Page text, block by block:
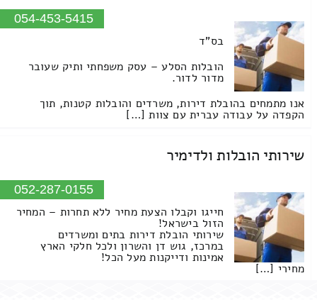
054-453-5415
בס"ד
הובלות הסלע – עסק משפחתי ותיק שעובר
מדור לדור.
אנו מתמחים בהובלת דירות, משרדים והובלות קטנות, תוך
הקפדה על עבודה עברית עם צוות […]
שירותי הובלות ולדימיר
052-287-0155
חייגו וקבלו הצעת מחיר ללא תחרות – המחיר
הזול בישראל!
שירותי הובלת דירות בתים ומשרדים
במרכז, גוש דן והשרון ולכל חלקי הארץ
אמינות ודייקנות מעל הכל!
מחירי […]